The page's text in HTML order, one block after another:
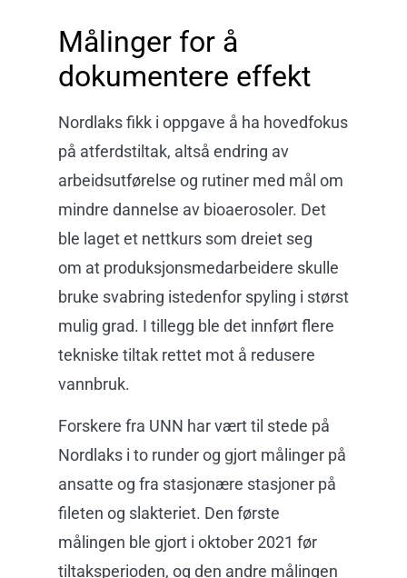
Målinger for å
dokumentere effekt
Nordlaks fikk i oppgave å ha hovedfokus
på atferdstiltak, altså endring av
arbeidsutførelse og rutiner med mål om
mindre dannelse av bioaerosoler. Det
ble laget et nettkurs som dreiet seg
om at produksjonsmedarbeidere skulle
bruke svabring istedenfor spyling i størst
mulig grad. I tillegg ble det innført flere
tekniske tiltak rettet mot å redusere
vannbruk.
Forskere fra UNN har vært til stede på
Nordlaks i to runder og gjort målinger på
ansatte og fra stasjonære stasjoner på
fileten og slakteriet. Den første
målingen ble gjort i oktober 2021 før
tiltaksperioden, og den andre målingen